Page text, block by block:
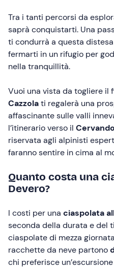
Tra i tanti percorsi da
saprà conquistarti. Una
ti condurrà a questa
fermarti in un rifugio per
nella tranquillità.
Vuoi una vista da togliere il
Cazzolati regalerà una
affascinante sulle valli
l’itinerario verso il
riservata agli alpinisti
faranno sentire in cima al
Quanto costa una
Devero?
I costi per una ciaspolata
seconda della durata e del
ciaspolate di mezza
racchette da neve partono
chi preferisce